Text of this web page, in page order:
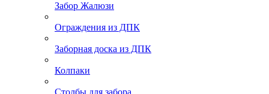
Забор Жалюзи
Ограждения из ДПК
Заборная доска из ДПК
Колпаки
Столбы для забора